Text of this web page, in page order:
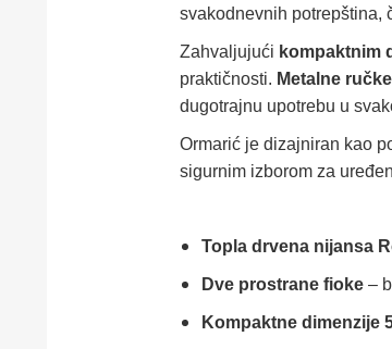
svakodnevnih potrepština,
Zahvaljujući kompaktnim
praktičnosti. Metalne
dugotrajnu upotrebu u
Ormarić je dizajniran kao
sigurnim izborom za
Topla drvena nijansa
Dve prostrane fioke–
Kompaktne dimenzije